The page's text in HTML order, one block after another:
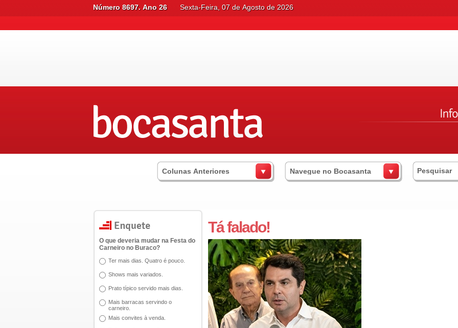
Número 8697. Ano 26 Sexta-Feira, 07 de Agosto de 2026
Colunas Anteriores Navegue no Bocasanta
O que deveria mudar na Festa do
Carneiro no Buraco?
Ter mais dias. Quatro é pouco.
Shows mais variados.
Prato típico servido mais dias.
Mais barracas servindo o
carneiro.
Mais convites à venda.
Tá falado!